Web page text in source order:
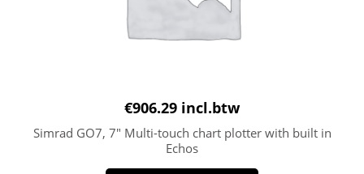
€906.29 incl.btw
Simrad GO7, 7″ Multi-touch chart plotter with built in
Echos